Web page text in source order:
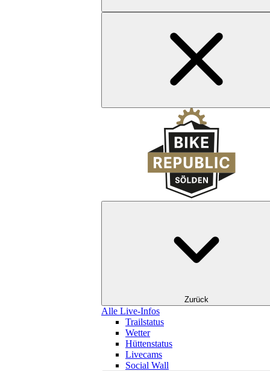
Zurück
Alle Live-Infos
Trailstatus
Wetter
Hüttenstatus
Livecams
Social Wall